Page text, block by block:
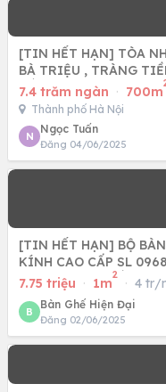
[TIN HẾT HẠN] TÒA NHÀ
BÀ TRIỆU , TRÀNG TIỀN, HOÀN KIẾM, HÀ NỘI.
TẦNG, 740
7.4 trăm ngàn · 700m
Thành phố Hà Nội
N
Ngọc Tuấn
Đăng 04/06/2025
[TIN HẾT HẠN] BỘ
KÍNH CAO CẤP SL
TRỌNG TINH TẾ HIỆN
7.75 triệu · 1m
2
· 4 tr/
B
Bàn Ghế Hiện Đại
Đăng 02/06/2025